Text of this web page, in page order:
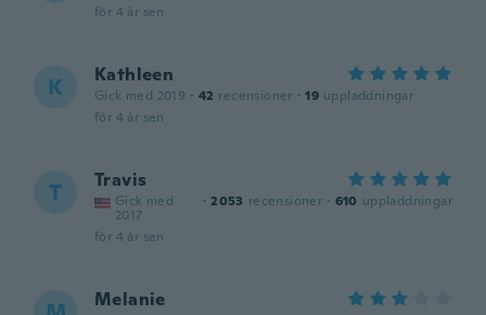
för 4 år sen
K Kathleen
Gick med 2019 · 42 recensioner · 19 uppladdningar
för 4 år sen
T Travis
Gick med
2017
· 2053 recensioner · 610 uppladdningar
för 4 år sen
Melanie